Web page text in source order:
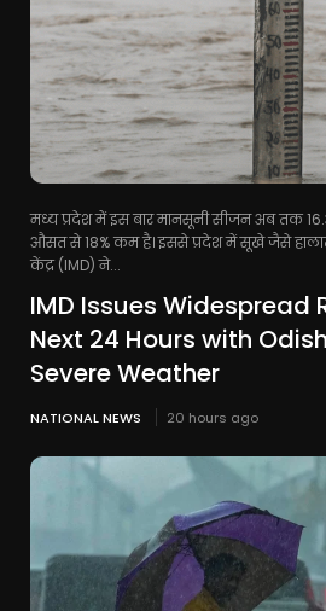
मध्य प्रदेश में इस बार मानसूनी सीजन अब तक
औसत से 18% कम है। इससे प्रदेश में सूखे जैसे हालात
केंद्र (IMD) ने...
IMD Issues Widespread
Next 24 Hours with
Severe Weather
NATIONAL NEWS 20 hours ago